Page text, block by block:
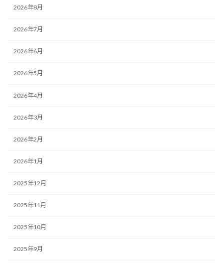
2026年8月
2026年7月
2026年6月
2026年5月
2026年4月
2026年3月
2026年2月
2026年1月
2025年12月
2025年11月
2025年10月
2025年9月